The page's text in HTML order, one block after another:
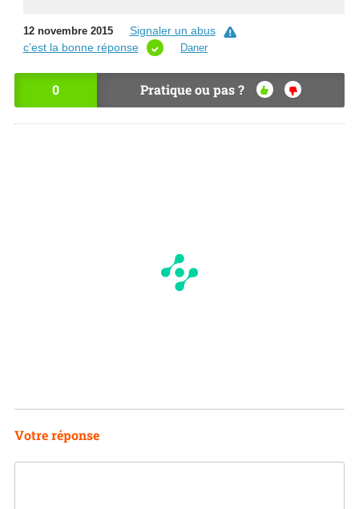
12 novembre 2015
Signaler un abus
c’est la bonne réponse
Daner
0 Pratique ou pas ?
OU
I
NO
Votre réponse